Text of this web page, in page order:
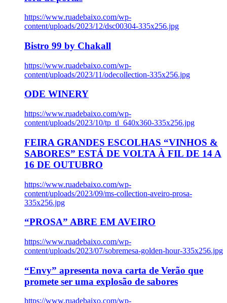
https://www.ruadebaixo.com/wp-
content/uploads/2023/12/dsc00304-335x256.jpg
Bistro 99 by Chakall
https://www.ruadebaixo.com/wp-
content/uploads/2023/11/odecollection-335x256.jpg
ODE WINERY
https://www.ruadebaixo.com/wp-
content/uploads/2023/10/tp_tl_640x360-335x256.jpg
FEIRA GRANDES ESCOLHAS “VINHOS &
SABORES” ESTÁ DE VOLTA À FIL DE 14 A
16 DE OUTUBRO
https://www.ruadebaixo.com/wp-
content/uploads/2023/09/ms-collection-aveiro-prosa-
335x256.jpg
“PROSA” ABRE EM AVEIRO
https://www.ruadebaixo.com/wp-
content/uploads/2023/07/sobremesa-golden-hour-335x256.jpg
“Envy” apresenta nova carta de Verão que
promete ser uma explosão de sabores
https://www.ruadebaixo.com/wp-